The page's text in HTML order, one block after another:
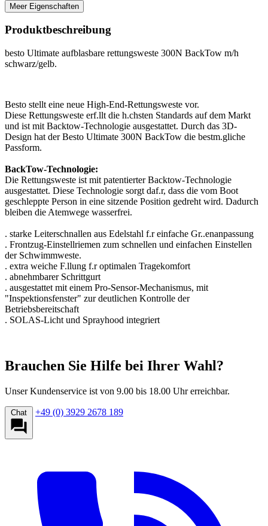
Meer Eigenschaften
Produktbeschreibung
besto Ultimate aufblasbare rettungsweste 300N BackTow m/h
schwarz/gelb.
Besto stellt eine neue High-End-Rettungsweste vor.
Diese Rettungsweste erf.llt die h.chsten Standards auf dem Markt
und ist mit Backtow-Technologie ausgestattet. Durch das 3D-
Design hat der Besto Ultimate 300N BackTow die bestm.gliche
Passform.
BackTow-Technologie:
Die Rettungsweste ist mit patentierter Backtow-Technologie
ausgestattet. Diese Technologie sorgt daf.r, dass die vom Boot
geschleppte Person in eine sitzende Position gedreht wird. Dadurch
bleiben die Atemwege wasserfrei.
. starke Leiterschnallen aus Edelstahl f.r einfache Gr..enanpassung
. Frontzug-Einstellriemen zum schnellen und einfachen Einstellen
der Schwimmweste.
. extra weiche F.llung f.r optimalen Tragekomfort
. abnehmbarer Schrittgurt
. ausgestattet mit einem Pro-Sensor-Mechanismus, mit
"Inspektionsfenster" zur deutlichen Kontrolle der
Betriebsbereitschaft
. SOLAS-Licht und Sprayhood integriert
Brauchen Sie Hilfe bei Ihrer Wahl?
Unser Kundenservice ist von 9.00 bis 18.00 Uhr erreichbar.
Chat +49 (0) 3929 2678 189